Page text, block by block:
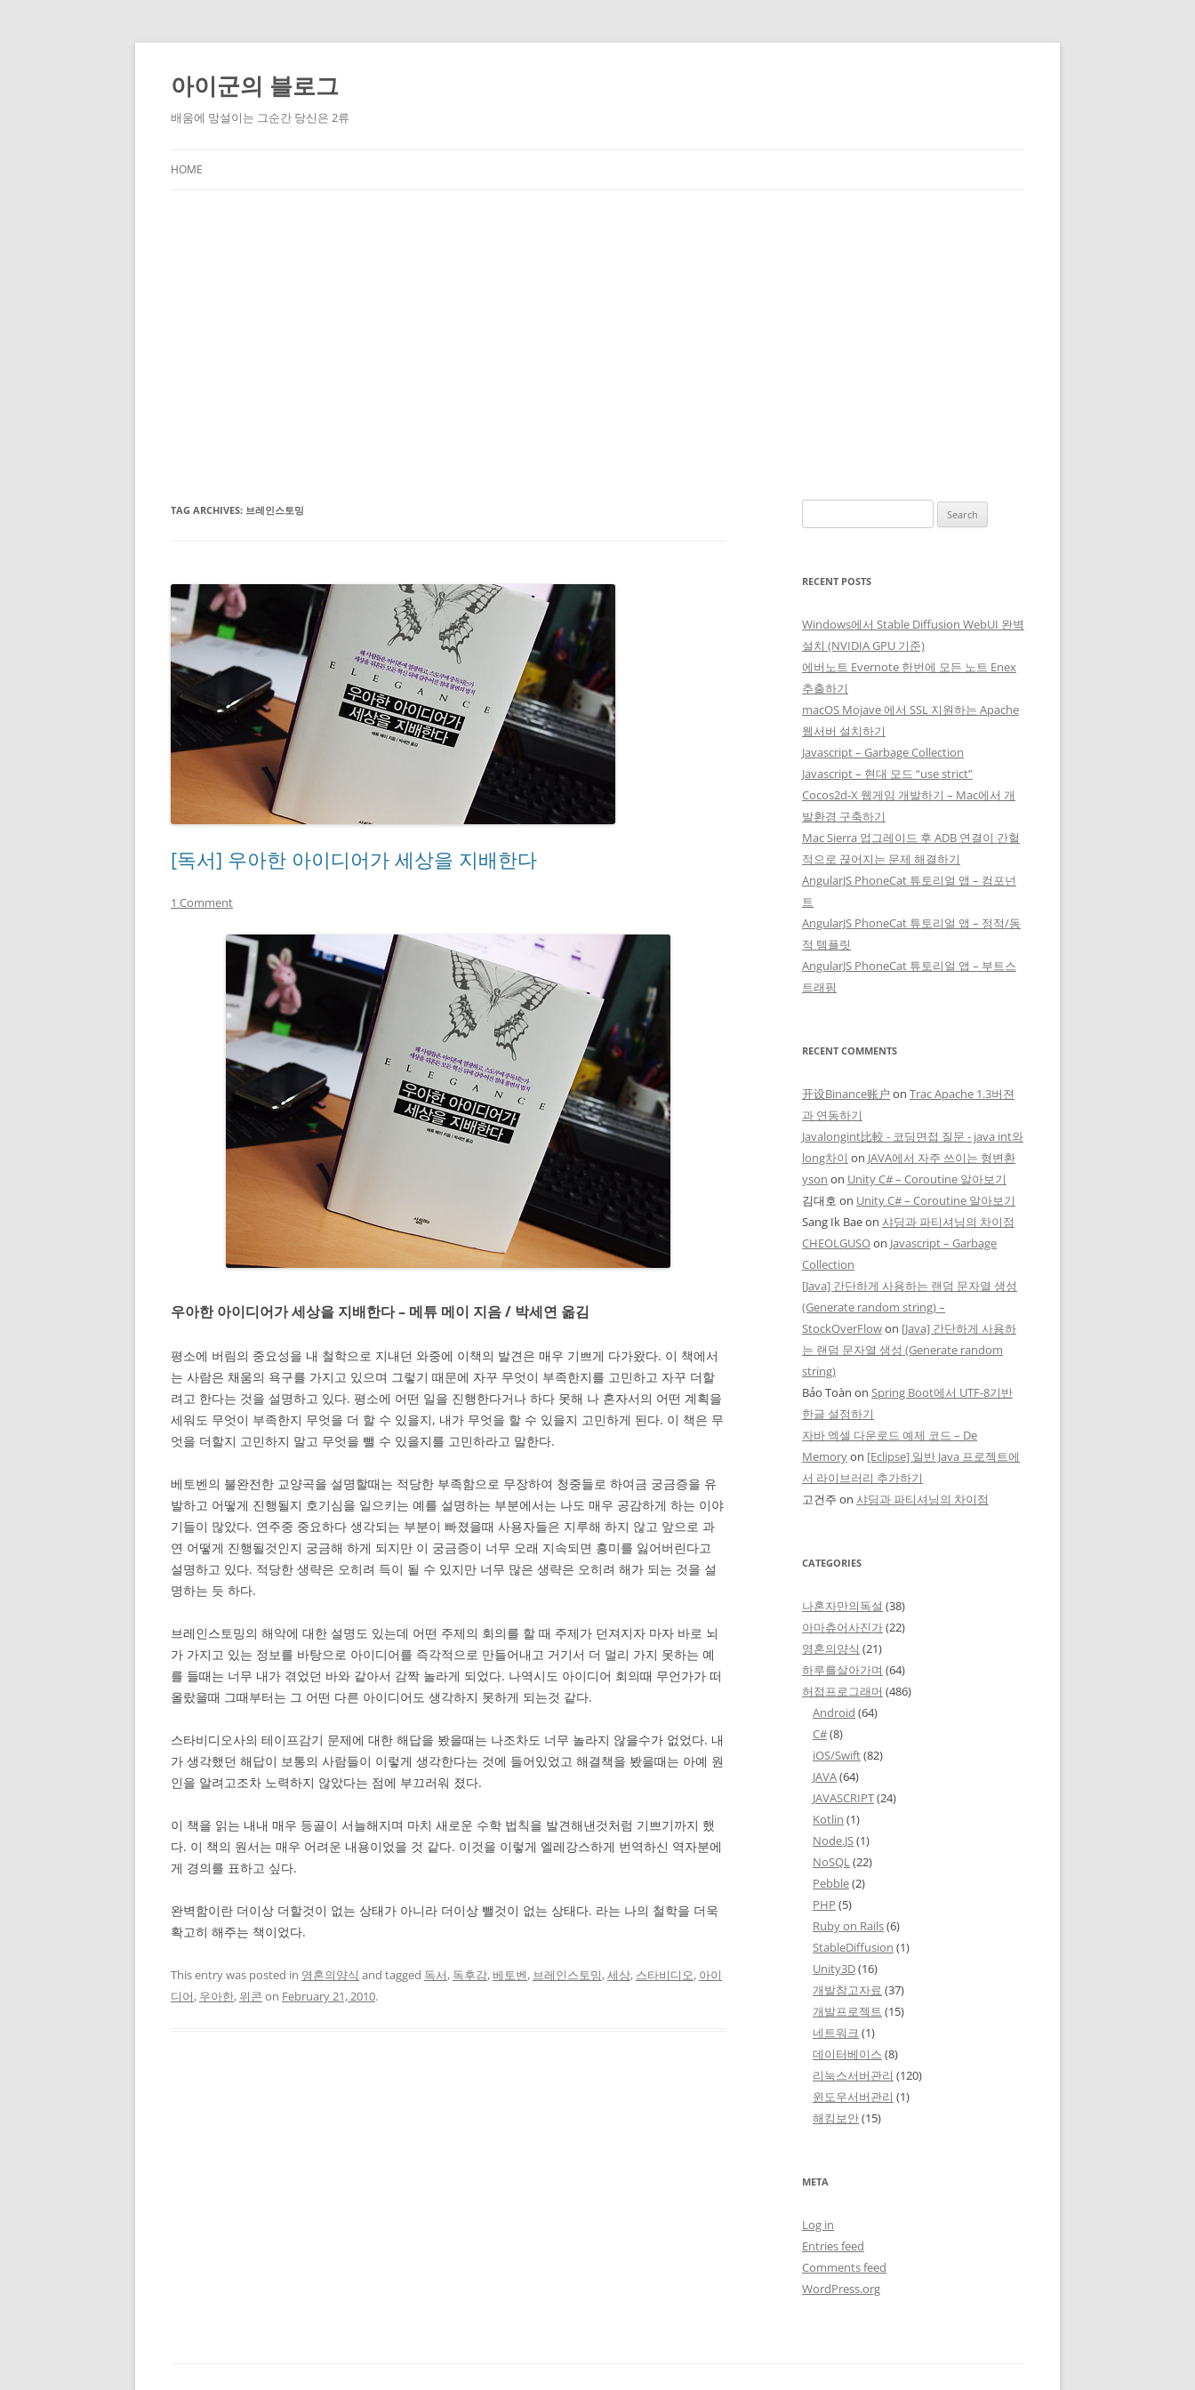
Skip
content
아이군의 블로그
배움에 망설이는 그순간 당신은 2류
HOME
TAG ARCHIVES: 브레인스토밍
[독서] 우아한 아이디어가 세상을 지배한다
1 Comment
우아한 아이디어가 세상을 지배한다 – 메튜 메이 지음 / 박세연 옮김
평소에 버림의 중요성을 내 철학으로 지내던 와중에 이책의 발견은 매우 기쁘게 다가왔다. 이 책에서
는 사람은 채움의 욕구를 가지고 있으며 그렇기 때문에 자꾸 무엇이 부족한지를 고민하고 자꾸 더할
려고 한다는 것을 설명하고 있다. 평소에 어떤 일을 진행한다거나 하다 못해 나 혼자서의 어떤 계획을
세워도 무엇이 부족한지 무엇을 더 할 수 있을지, 내가 무엇을 할 수 있을지 고민하게 된다. 이 책은 무
엇을 더할지 고민하지 말고 무엇을 뺄 수 있을지를 고민하라고 말한다.
베토벤의 불완전한 교양곡을 설명할때는 적당한 부족함으로 무장하여 청중들로 하여금 궁금증을 유
발하고 어떻게 진행될지 호기심을 일으키는 예를 설명하는 부분에서는 나도 매우 공감하게 하는 이야
기들이 많았다. 연주중 중요하다 생각되는 부분이 빠졌을때 사용자들은 지루해 하지 않고 앞으로 과
연 어떻게 진행될것인지 궁금해 하게 되지만 이 궁금증이 너무 오래 지속되면 흥미를 잃어버린다고
설명하고 있다. 적당한 생략은 오히려 득이 될 수 있지만 너무 많은 생략은 오히려 해가 되는 것을 설
명하는 듯 하다.
브레인스토밍의 해악에 대한 설명도 있는데 어떤 주제의 회의를 할 때 주제가 던져지자 마자 바로 뇌
가 가지고 있는 정보를 바탕으로 아이디어를 즉각적으로 만들어내고 거기서 더 멀리 가지 못하는 예
를 들때는 너무 내가 겪었던 바와 같아서 감짝 놀라게 되었다. 나역시도 아이디어 회의때 무언가가 떠
올랐을때 그때부터는 그 어떤 다른 아이디어도 생각하지 못하게 되는것 같다.
스타비디오사의 테이프감기 문제에 대한 해답을 봤을때는 나조차도 너무 놀라지 않을수가 없었다. 내
가 생각했던 해답이 보통의 사람들이 이렇게 생각한다는 것에 들어있었고 해결책을 봤을때는 아예 원
인을 알려고조차 노력하지 않았다는 점에 부끄러워 졌다.
이 책을 읽는 내내 매우 등골이 서늘해지며 마치 새로운 수학 법칙을 발견해낸것처럼 기쁘기까지 했
다. 이 책의 원서는 매우 어려운 내용이었을 것 같다. 이것을 이렇게 엘레강스하게 번역하신 역자분에
게 경의를 표하고 싶다.
완벽함이란 더이상 더할것이 없는 상태가 아니라 더이상 뺄것이 없는 상태다. 라는 나의 철학을 더욱
확고히 해주는 책이었다.
This entry was posted in 영혼의양식 and tagged 독서, 독후감,베토벤, 브레인스토밍,세상, 스타비디오, 아이
디어, 우아한, 위콘 on February 21, 2010.
for:
RECENT POSTS
Windows에서 Stable Diffusion WebUI 완벽
설치 (NVIDIA GPU 기준)
에버노트 Evernote 한번에 모든 노트 Enex
추출하기
macOS Mojave 에서 SSL 지원하는 Apache
웹서버 설치하기
Javascript – Garbage Collection
Javascript – 현대 모드 “use strict”
Cocos2d-X 웹게임 개발하기 – Mac에서 개
발환경 구축하기
Mac Sierra 업그레이드 후 ADB 연결이 간헐
적으로 끊어지는 문제 해결하기
AngularJS PhoneCat 튜토리얼 앱 – 컴포넌
트
AngularJS PhoneCat 튜토리얼 앱 – 정적/동
적 템플릿
AngularJS PhoneCat 튜토리얼 앱 – 부트스
트래핑
RECENT COMMENTS
开设Binance账户 on Trac Apache 1.3버젼
과 연동하기
Javalongint比較 - 코딩면접 질문 - java int와
long차이 on JAVA에서 자주 쓰이는 형변환
yson on Unity C# – Coroutine 알아보기
김대호 on Unity C# – Coroutine 알아보기
Sang Ik Baeon 샤딩과 파티셔닝의 차이점
CHEOLGUSOon Javascript – Garbage
Collection
[Java] 간단하게 사용하는 랜덤 문자열 생성
(Generate random string) –
StockOverFlowon [Java] 간단하게 사용하
는 랜덤 문자열 생성 (Generate random
string)
Bảo Toàn on Spring Boot에서 UTF-8기반
한글 설정하기
자바 엑셀 다운로드 예제 코드 – De
Memoryon [Eclipse] 일반 Java 프로젝트에
서 라이브러리 추가하기
고건주 on 샤딩과 파티셔닝의 차이점
CATEGORIES
나혼자만의독설 (38)
아마츄어사진가(22)
영혼의양식 (21)
하루를살아가며 (64)
허접프로그래머 (486)
Android (64)
C#(8)
iOS/Swift(82)
JAVA(64)
JAVASCRIPT(24)
Kotlin (1)
Node.JS(1)
NoSQL(22)
Pebble(2)
PHP (5)
Ruby on Rails(6)
StableDiffusion (1)
Unity3D(16)
개발참고자료 (37)
개발프로젝트 (15)
네트워크 (1)
데이터베이스 (8)
리눅스서버관리 (120)
윈도우서버관리 (1)
해킹보안(15)
META
Log in
Entries feed
Comments feed
WordPress.org